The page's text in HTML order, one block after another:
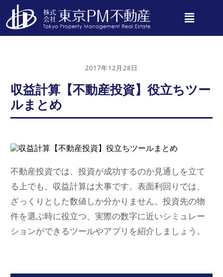
2017年12月28日
収益計算【不動産投資】役立ちツー
ルまとめ
不動産投資では、投資が成功するのか見通しを立て
る上でも、収益計算は大事です。表面利回りでは、
ざっくりとした数値しか分かりません。投資先の物
件を選ぶ時に役立つ、実際の数字に近いシミュレー
ションができるツールやアプリを紹介しましょう。